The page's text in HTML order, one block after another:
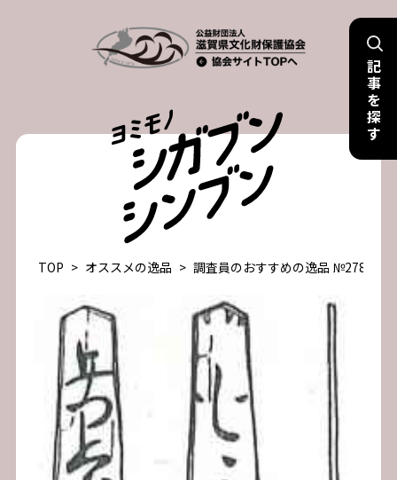
記
事
を
探
す
TOP > オススメの逸品 > 調査員のおすすめの逸品 №278